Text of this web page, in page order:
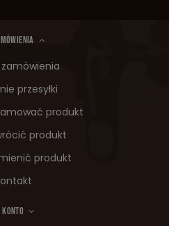
przesyłki
produkt
produkt
produkt
KONTO